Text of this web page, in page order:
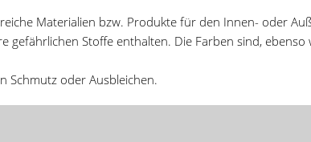
Materialien bzw. Produkte für den Innen- oder
gefährlichen Stoffe enthalten. Die Farben sind,
Schmutz oder Ausbleichen.